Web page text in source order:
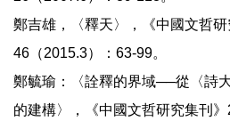
鄭吉雄，〈釋天〉，《中國文哲研
46（2015.3）：63-99。
鄭毓瑜：〈詮釋的界域──從〈詩
的建構〉，《中國文哲研究集刊》